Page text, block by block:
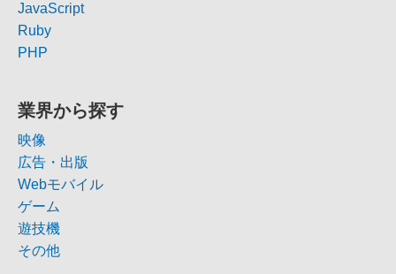
JavaScript
Ruby
PHP
業界から探す
映像
広告・出版
Webモバイル
ゲーム
遊技機
その他